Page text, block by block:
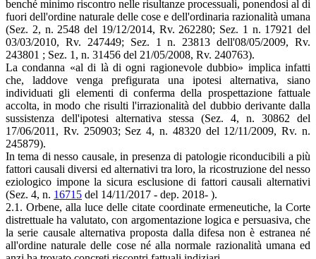
benché minimo riscontro nelle risultanze processuali, ponendosi al di
fuori dell'ordine naturale delle cose e dell'ordinaria razionalità umana
(Sez. 2, n. 2548 del 19/12/2014, Rv. 262280; Sez. 1 n. 17921 del
03/03/2010, Rv. 247449; Sez. 1 n. 23813 dell'08/05/2009, Rv.
243801 ; Sez. 1, n. 31456 del 21/05/2008, Rv. 240763).
La condanna «al di là di ogni ragionevole dubbio» implica infatti
che, laddove venga prefigurata una ipotesi alternativa, siano
individuati gli elementi di conferma della prospettazione fattuale
accolta, in modo che risulti l'irrazionalità del dubbio derivante dalla
sussistenza dell'ipotesi alternativa stessa (Sez. 4, n. 30862 del
17/06/2011, Rv. 250903; Sez 4, n. 48320 del 12/11/2009, Rv. n.
245879).
In tema di nesso causale, in presenza di patologie riconducibili a più
fattori causali diversi ed alternativi tra loro, la ricostruzione del nesso
eziologico impone la sicura esclusione di fattori causali alternativi
(Sez. 4, n. 16715 del 14/11/2017 - dep. 2018- ).
2.1. Orbene, alla luce delle citate coordinate ermeneutiche, la Corte
distrettuale ha valutato, con argomentazione logica e persuasiva, che
la serie causale alternativa proposta dalla difesa non è estranea né
all'ordine naturale delle cose né alla normale razionalità umana ed